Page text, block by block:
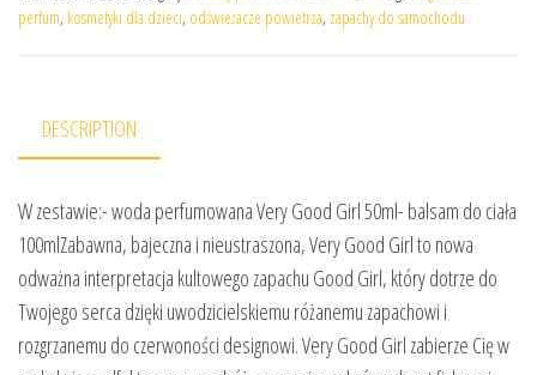
perfum, kosmetyki dla dzieci, odświeżacze powietrza, zapachy do samochodu
DESCRIPTION
W zestawie:- woda perfumowana Very Good Girl 50ml- balsam do ciała
100mlZabawna, bajeczna i nieustraszona, Very Good Girl to nowa
odważna interpretacja kultowego zapachu Good Girl, który dotrze do
Twojego serca dzięki uwodzicielskiemu różanemu zapachowi i
rozgrzanemu do czerwoności designowi. Very Good Girl zabierze Cię w